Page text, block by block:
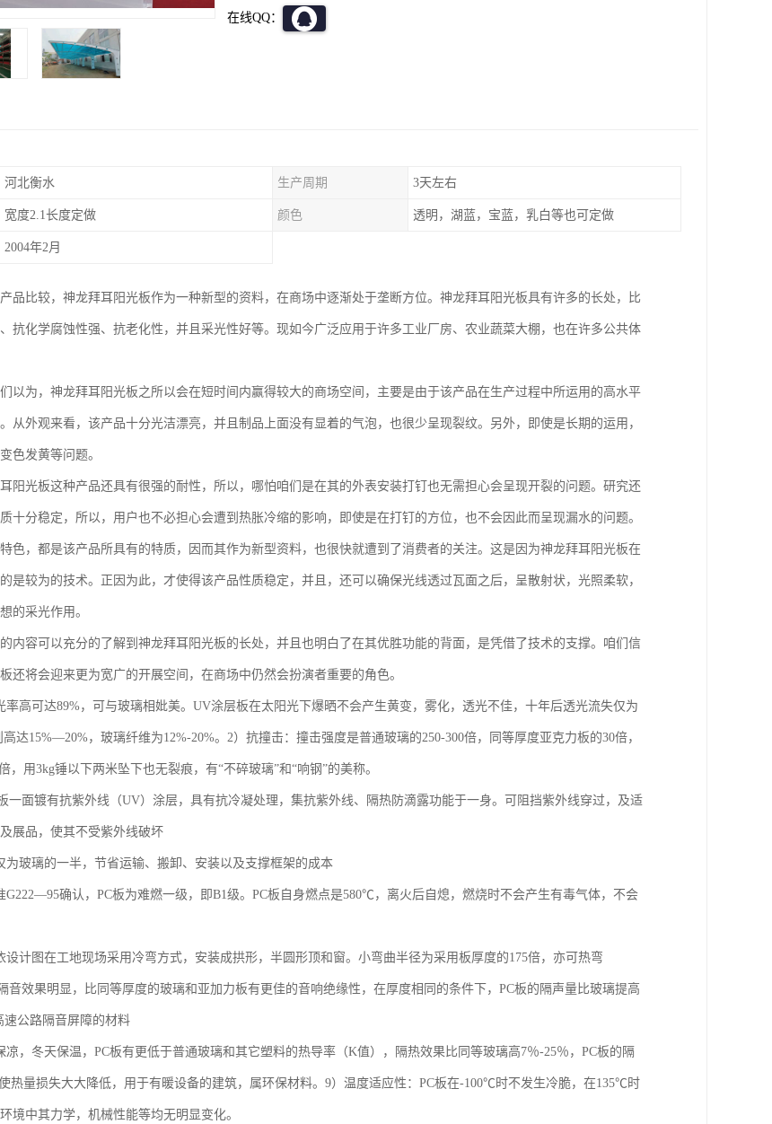
在线QQ：
河北衡水 生产周期 3天左右
宽度2.1长度定做 颜色 透明，湖蓝，宝蓝，乳白等也可定做
2004年2月
品比较，神龙拜耳阳光板作为一种新型的资料，在商场中逐渐处于垄断方位。神龙拜耳阳光板具有许多的长处，比
抗化学腐蚀性强、抗老化性，并且采光性好等。现如今广泛应用于许多工业厂房、农业蔬菜大棚，也在许多公共体
以为，神龙拜耳阳光板之所以会在短时间内赢得较大的商场空间，主要是由于该产品在生产过程中所运用的高水平
从外观来看，该产品十分光洁漂亮，并且制品上面没有显着的气泡，也很少呈现裂纹。另外，即使是长期的运用，
色发黄等问题。
阳光板这种产品还具有很强的耐性，所以，哪怕咱们是在其的外表安装打钉也无需担心会呈现开裂的问题。研究还
十分稳定，所以，用户也不必担心会遭到热胀冷缩的影响，即使是在打钉的方位，也不会因此而呈现漏水的问题。
色，都是该产品所具有的特质，因而其作为新型资料，也很快就遭到了消费者的关注。这是因为神龙拜耳阳光板在
是较为的技术。正因为此，才使得该产品性质稳定，并且，还可以确保光线透过瓦面之后，呈散射状，光照柔软，
的采光作用。
内容可以充分的了解到神龙拜耳阳光板的长处，并且也明白了在其优胜功能的背面，是凭借了技术的支撑。咱们信
还将会迎来更为宽广的开展空间，在商场中仍然会扮演者重要的角色。
率高可达89%，可与玻璃相妣美。UV涂层板在太阳光下爆晒不会产生黄变，雾化，透光不佳，十年后透光流失仅为
达15%—20%，玻璃纤维为12%-20%。2）抗撞击：撞击强度是普通玻璃的250-300倍，同等厚度亚克力板的30倍，
，用3kg锤以下两米坠下也无裂痕，有“不碎玻璃”和“响钢”的美称。
一面镀有抗紫外线（UV）涂层，具有抗冷凝处理，集抗紫外线、隔热防滴露功能于一身。可阻挡紫外线穿过，及适
展品，使其不受紫外线破坏
为玻璃的一半，节省运输、搬卸、安装以及支撑框架的成本
G222—95确认，PC板为难燃一级，即B1级。PC板自身燃点是580℃，离火后自熄，燃烧时不会产生有毒气体，不会
设计图在工地现场采用冷弯方式，安装成拱形，半圆形顶和窗。小弯曲半径为采用板厚度的175倍，亦可热弯
音效果明显，比同等厚度的玻璃和亚加力板有更佳的音响绝缘性，在厚度相同的条件下，PC板的隔声量比玻璃提高
公路隔音屏障的材料
凉，冬天保温，PC板有更低于普通玻璃和其它塑料的热导率（K值），隔热效果比同等玻璃高7％-25％，PC板的隔
热量损失大大降低，用于有暖设备的建筑，属环保材料。9）温度适应性：PC板在-100℃时不发生冷脆，在135℃时
境中其力学，机械性能等均无明显变化。